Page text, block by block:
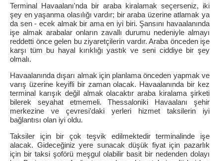
Terminal Havaalanı'nda bir araba kiralamak seçerseniz, iki
şey en yaşanma olasılığı vardır; bir araba üzerine atlamak ya
da sen - ecek almak bir ama en iyi biri. Şansını havaalanında
işe almak arabalar onların zavallı durumu nedeniyle almayı
reddetti önce gelen bu ziyaretçilerin vardır. Araba önceden işe
karşı tüm bu hayal kırıklığı yastık ve seni ciddiye bir şey
olmalı.
Havaalanında dışarı almak için planlama önceden yapmak ve
varış üzerine keyifli bir zaman olacak. Havaalanında bir kez
terminal karışık değil almak olacaktır araba kiralama şirketi
bilerek seyahat etmemeli. Thessaloniki Havaalanı şehir
merkezine ve çevresi'daki yerleri hizmet taksilerin iyi
bağlantısı olan iyi oldu.
Taksiler için bir çok teşvik edilmektedir terminalinde işe
alacak. Gideceğiniz yere sunacak düşük fiyat için pazarlık
için bir taksi şoförü meşgul olabilir basit bir nedenden dolayı